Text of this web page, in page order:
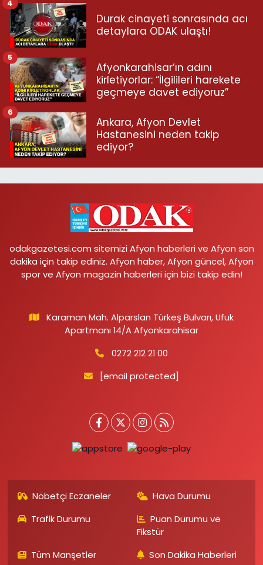
Durak cinayeti sonrasında acı
detaylara ODAK ulaştı!
4
Afyonkarahisar’ın adını
kirletiyorlar: “İlgilileri harekete
geçmeye davet ediyoruz”
5
Ankara, Afyon Devlet
Hastanesini neden takip
ediyor?
6
odakgazetesi.com sitemizi Afyon haberleri ve Afyon son
dakika için takip ediniz. Afyon haber, Afyon güncel, Afyon
spor ve Afyon magazin haberleri için bizi takip edin!
Karaman Mah. Alparslan Türkeş Bulvarı, Ufuk
Apartmanı 14/A Afyonkarahisar
0272 212 21 00
[email protected]
Nöbetçi Eczaneler
Hava Durumu
Trafik Durumu
Puan Durumu ve
Fikstür
Tüm Manşetler
Son Dakika Haberleri